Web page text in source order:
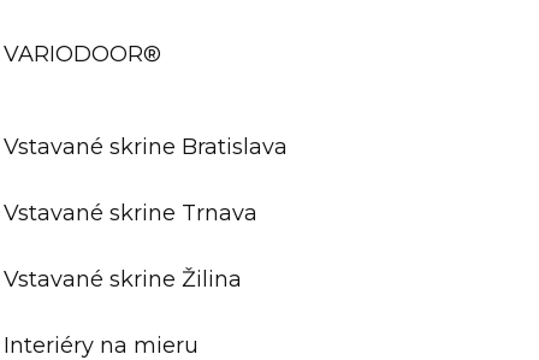
VARIODOOR®
Vstavané skrine Bratislava
Vstavané skrine Trnava
Vstavané skrine Žilina
Interiéry na mieru